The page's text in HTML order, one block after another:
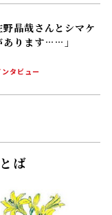
野晶哉さんとシマケ
あります……」
ンタビュー
ば